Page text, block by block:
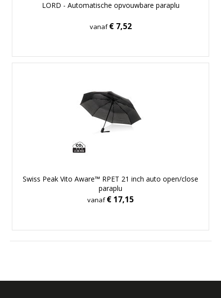
LORD - Automatische opvouwbare paraplu
vanaf€ 7,52
Swiss Peak Vito Aware™ RPET 21 inch auto open/close
paraplu
vanaf€ 17,15